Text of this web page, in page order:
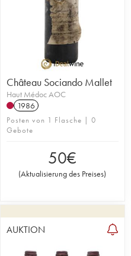
Château Sociando Mallet
Haut Médoc AOC
1986
Posten von 1 Flasche | 0
Gebote
50€
(Aktualisierung des Preises)
AUKTION